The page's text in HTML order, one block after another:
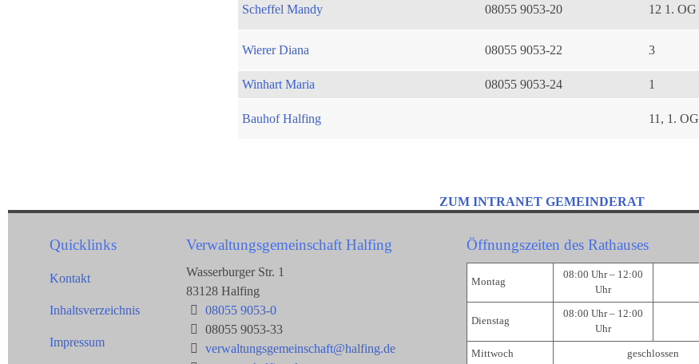
Scheffel Mandy 08055 9053-20 12 1. OG
Wierer Diana 08055 9053-22 3
Winhart Maria
08055 9053-24 1
Bauhof Halfing 11, 1. OG
ZUM INTRANET GEMEINDERAT
Quicklinks
Kontakt
Inhaltsverzeichnis
Impressum
Verwaltungsgemeinschaft Halfing
Wasserburger Str. 1
83128 Halfing
08055 9053-0
08055 9053-33
verwaltungsgemeinschaft@halfing.de
Öffnungszeiten des Rathauses
Montag
08:00 Uhr – 12:00
Uhr
Dienstag
08:00 Uhr – 12:00
Uhr
Mittwoch geschlossen